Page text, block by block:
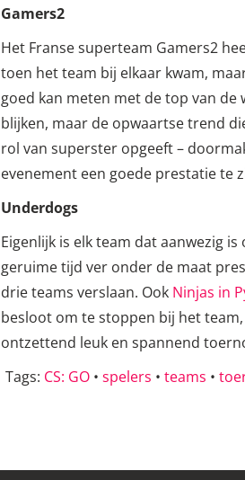
Gamers2
Het Franse superteam Gamers2
toen het team bij elkaar kwam,
goed kan meten met de top van
blijken, maar de opwaartse trend
rol van superster opgeeft –
evenement een goede prestatie te
Underdogs
Eigenlijk is elk team dat aanwezig
geruime tijd ver onder de maat
drie teams verslaan. Ook Ninjas in
besloot om te stoppen bij het
ontzettend leuk en spannend
Tags: CS: GO • spelers • teams •